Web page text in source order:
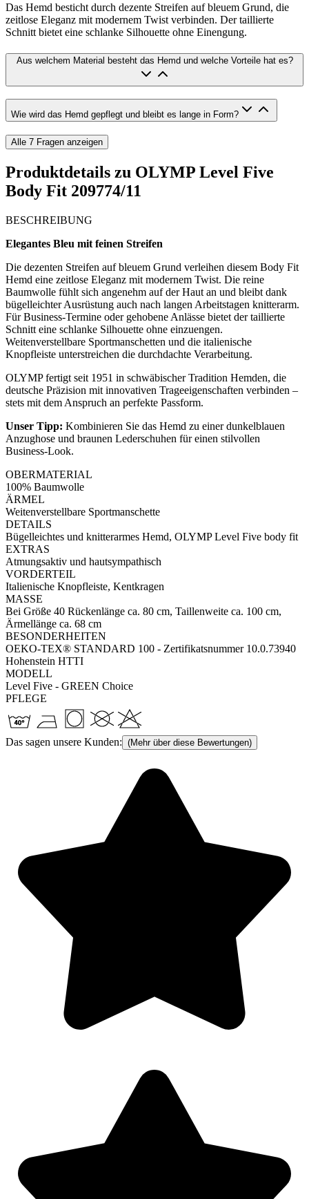
Das Hemd besticht durch dezente Streifen auf bleuem Grund, die
zeitlose Eleganz mit modernem Twist verbinden. Der taillierte
Schnitt bietet eine schlanke Silhouette ohne Einengung.
Aus welchem Material besteht das Hemd und welche Vorteile hat es?
Wie wird das Hemd gepflegt und bleibt es lange in Form?
Alle 7 Fragen anzeigen
Produktdetails zu OLYMP Level Five
Body Fit 209774/11
BESCHREIBUNG
Elegantes Bleu mit feinen Streifen
Die dezenten Streifen auf bleuem Grund verleihen diesem Body Fit
Hemd eine zeitlose Eleganz mit modernem Twist. Die reine
Baumwolle fühlt sich angenehm auf der Haut an und bleibt dank
bügelleichter Ausrüstung auch nach langen Arbeitstagen knitterarm.
Für Business-Termine oder gehobene Anlässe bietet der taillierte
Schnitt eine schlanke Silhouette ohne einzuengen.
Weitenverstellbare Sportmanschetten und die italienische
Knopfleiste unterstreichen die durchdachte Verarbeitung.
OLYMP fertigt seit 1951 in schwäbischer Tradition Hemden, die
deutsche Präzision mit innovativen Trageeigenschaften verbinden –
stets mit dem Anspruch an perfekte Passform.
Unser Tipp: Kombinieren Sie das Hemd zu einer dunkelblauen
Anzughose und braunen Lederschuhen für einen stilvollen
Business-Look.
OBERMATERIAL
100% Baumwolle
ÄRMEL
Weitenverstellbare Sportmanschette
DETAILS
Bügelleichtes und knitterarmes Hemd, OLYMP Level Five body fit
EXTRAS
Atmungsaktiv und hautsympathisch
VORDERTEIL
Italienische Knopfleiste, Kentkragen
MASSE
Bei Größe 40 Rückenlänge ca. 80 cm, Taillenweite ca. 100 cm,
Ärmellänge ca. 68 cm
BESONDERHEITEN
OEKO-TEX® STANDARD 100 - Zertifikatsnummer 10.0.73940
Hohenstein HTTI
MODELL
Level Five - GREEN Choice
PFLEGE
Das sagen unsere Kunden: (Mehr über diese Bewertungen)